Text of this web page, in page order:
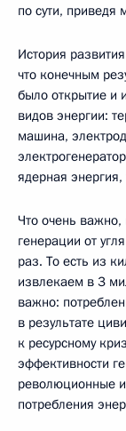
по сути, приведя
История
что конечным
было открытие и
видов энергии:
машина,
ядерная
Что очень важно,
генерации от
раз. То есть из
извлекаем в 3
важно:
в результате
к ресурсному
эффективности
революционные
потребления